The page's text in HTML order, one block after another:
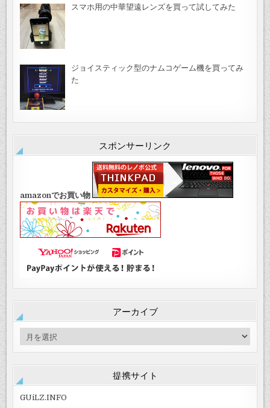
スマホ用の中華望遠レンズを買って試してみた
ジョイスティック型のナムコゲーム機を買ってみ
た
スポンサーリンク
amazonでお買い物
アーカイブ
ー
ブ
提携サイト
GUiLZ.INFO